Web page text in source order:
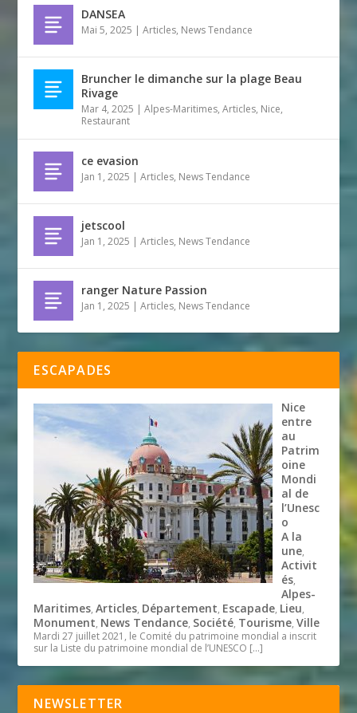
DANSEA
Mai 5, 2025 |Articles, News Tendance
Bruncher le dimanche sur la plage Beau
Rivage
Mar 4, 2025 |Alpes-Maritimes,Articles, Nice,
Restaurant
ce evasion
Jan 1, 2025 |Articles, News Tendance
jetscool
Jan 1, 2025 |Articles, News Tendance
ranger Nature Passion
Jan 1, 2025 |Articles, News Tendance
ESCAPADES
Nice
entre
au
Patrim
oine
Mondi
al de
l’Unesc
o
A la
une,
Activit
és,
Alpes-
Maritimes,Articles, Département, Escapade, Lieu,
Monument, News Tendance, Société, Tourisme,Ville
Mardi 27 juillet 2021, le Comité du patrimoine mondial a inscrit
sur la Liste du patrimoine mondial de l’UNESCO […]
NEWSLETTER